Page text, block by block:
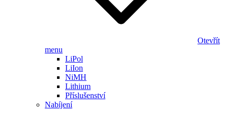
Otevřít
menu
LiPol
LiIon
NiMH
Lithium
Příslušenství
Nabíjení